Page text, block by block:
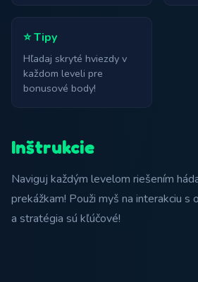
⭐ Tipy
Hľadaj skryté hviezdy v
každom leveli pre
bonusové body!
Inštrukcie
Naviguj každým levelom riešením
prekážkam! Použi myš na interakciu s
a stratégia sú kľúčové!